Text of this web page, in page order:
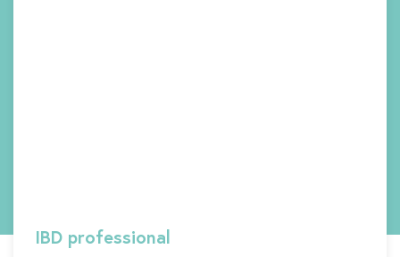
IBD professional